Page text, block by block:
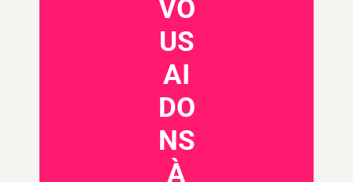
VO
US
AI
DO
NS
À